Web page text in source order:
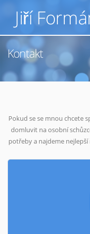
Jiří
Kontakt
Pokud se se mnou chcete
domluvit na osobní
potřeby a najdeme